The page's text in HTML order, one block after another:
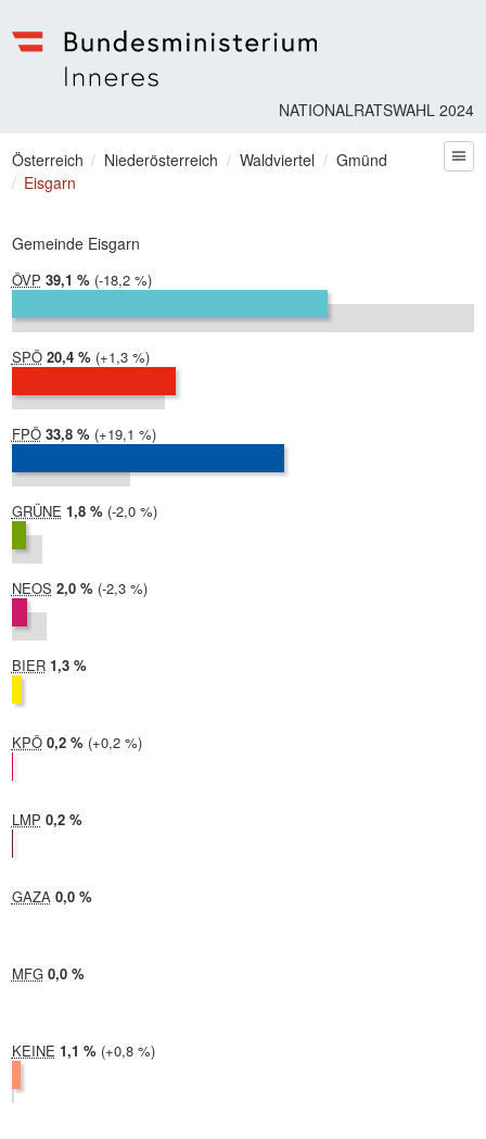
NATIONALRATSWAHL 2024
Sie befinden sich hier
Österreich Niederösterreich Waldviertel
Gmünd
Eisgarn
Gemeinde Eisgarn
ÖVP 2024:
39,1 %
2019:
57,3 %
Differenz:
-18,2 %
SPÖ 2024:
20,4 %
2019:
19,0 %
Differenz:
+1,3 %
FPÖ 2024:
33,8 %
2019:
14,7 %
Differenz:
+19,1 %
GRÜNE 2024:
1,8 % Differenz:
-2,0 %
NEOS 2024:
2,0 % Differenz:
-2,3 %
BIER 2024:
1,3 %
KPÖ 2024:
0,2 % Differenz:
+0,2 %
LMP 2024:
0,2 %
GAZA 2024:
0,0 %
MFG 2024:
0,0 %
KEINE 2024:
1,1 % Differenz:
+0,8 %